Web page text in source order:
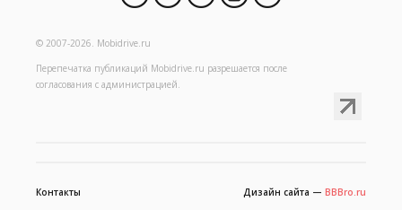
© 2007-2026. Mobidrive.ru
Перепечатка публикаций Mobidrive.ru разрешается после
согласования с администрацией.
Дизайн сайта — BBBro.ru
Контакты